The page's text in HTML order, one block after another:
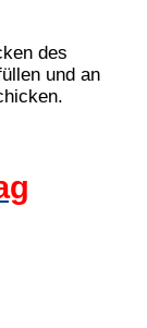
des
und an